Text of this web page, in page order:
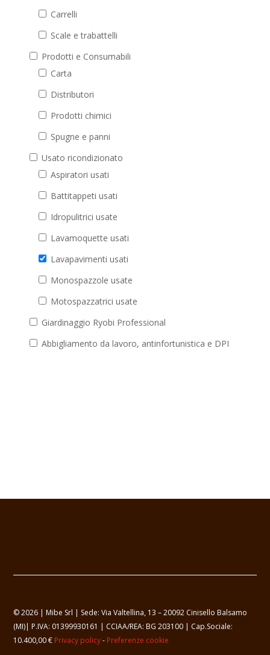
Carrelli
Scale e trabattelli
Prodotti e Consumabili
Carta
Distributori
Prodotti chimici
Spugne e panni
Usato ricondizionato
Aspiratori usati
Battitappeti usati
Idropulitrici usate
Lavamoquette usati
Lavapavimenti usati
Monospazzole usate
Motospazzatrici usate
Giardinaggio Ryobi Professional
Abbigliamento da lavoro, antinfortunistica e DPI
© 2026 | Mibe Srl | Sede: Via Valtellina, 13 – 20092 Cinisello Balsamo
(MI)| P.IVA: 01399930161 | CCIAA/REA: BG 203100 | Cap.Sociale:
10.400,00 € Privacy policy- Preferenze cookie